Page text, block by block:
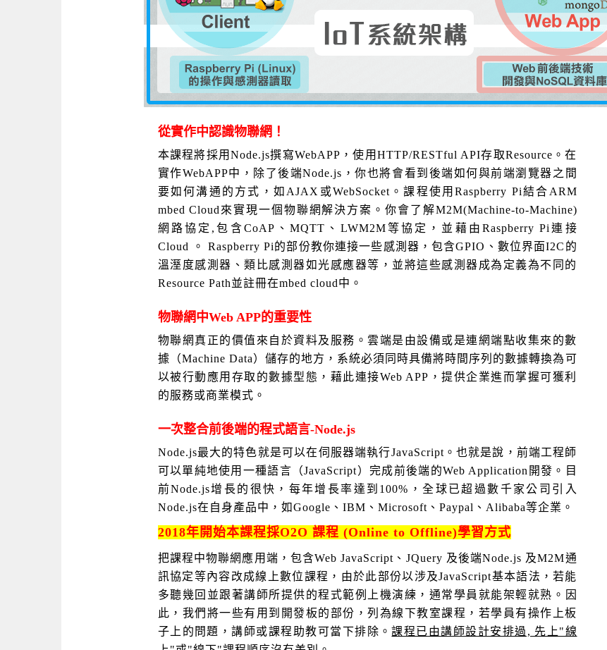
從實作中認識物聯網！
本課程將採用Node.js撰寫WebAPP，使用HTTP/RESTful API存取Resource。在
實作WebAPP中，除了後端Node.js，你也將會看到後端如何與前端瀏覽器之間
要如何溝通的方式，如AJAX或WebSocket。課程使用Raspberry Pi結合ARM
mbed Cloud來實現一個物聯網解決方案。你會了解M2M(Machine-to-Machine)
網路協定,包含CoAP、MQTT、LWM2M等協定，並藉由Raspberry Pi連接
Cloud 。 Raspberry Pi的部份教你連接一些感測器，包含GPIO、數位界面I2C的
溫溼度感測器、類比感測器如光感應器等，並將這些感測器成為定義為不同的
Resource Path並註冊在mbed cloud中。
物聯網中Web APP的重要性
物聯網真正的價值來自於資料及服務。雲端是由設備或是連網端點收集來的數
據（Machine Data）儲存的地方，系統必須同時具備將時間序列的數據轉換為可
以被行動應用存取的數據型態，藉此連接Web APP，提供企業進而掌握可獲利
的服務或商業模式。
一次整合前後端的程式語言-Node.js
Node.js最大的特色就是可以在伺服器端執行JavaScript。也就是說，前端工程師
可以單純地使用一種語言（JavaScript）完成前後端的Web Application開發。目
前Node.js增長的很快，每年增長率達到100%，全球已超過數千家公司引入
Node.js在自身產品中，如Google、IBM、Microsoft、Paypal、Alibaba等企業。
2018年開始本課程採O2O 課程 (Online to Offline)學習方式
把課程中物聯網應用端，包含Web JavaScript、JQuery 及後端Node.js 及M2M通
訊協定等內容改成線上數位課程，由於此部份以涉及JavaScript基本語法，若能
多聽幾回並跟著講師所提供的程式範例
上機演練，通常學員就能架輕就熟。因
此，我們將一些有用到開發板的部份，列為線下教室課程，若學員有操作上板
子上的問題，講師或課程助教可當下排除。課程已由講師設計安排過, 先上"線